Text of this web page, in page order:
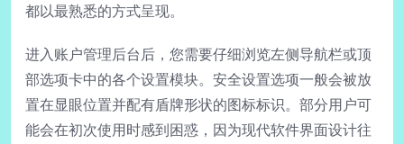
都以最熟悉的方式呈现。
进入账户管理后台后，您需要仔细浏览左侧导航栏或顶
部选项卡中的各个设置模块。安全设置选项一般会被放
置在显眼位置并配有盾牌形状的图标标识。部分用户可
能会在初次使用时感到困惑，因为现代软件界面设计往